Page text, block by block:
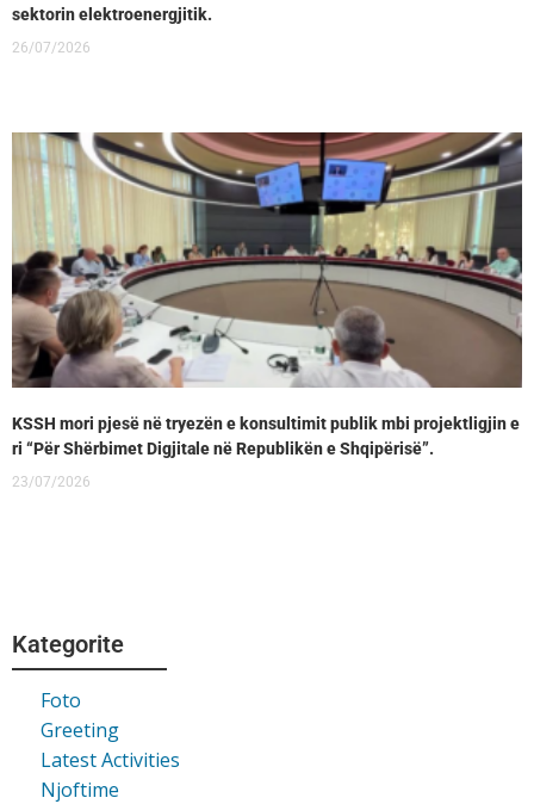
sektorin elektroenergjitik.
26/07/2026
KSSH mori pjesë në tryezën e konsultimit publik mbi projektligjin e
ri “Për Shërbimet Digjitale në Republikën e Shqipërisë”.
23/07/2026
Kategorite
Foto
Greeting
Latest Activities
Njoftime